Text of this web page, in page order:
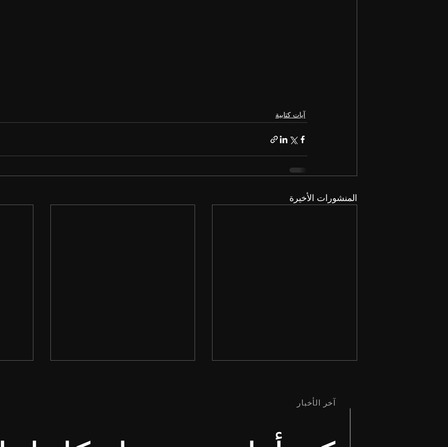
آيات كتابية
المنشورات الأخيرة
آخر الأخبار